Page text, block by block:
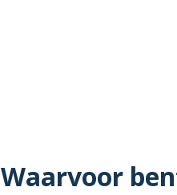
Waarvoor